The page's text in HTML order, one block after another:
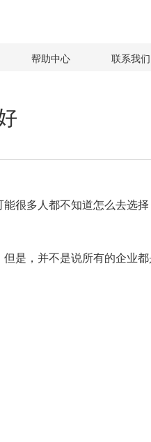
帮助中心 联系我们
很多人都不知道怎么去选择
是，并不是说所有的企业